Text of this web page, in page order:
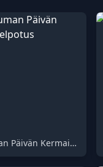
Tukahduttavan Kuuman Päivän Kermainen Ruskea Helpotus